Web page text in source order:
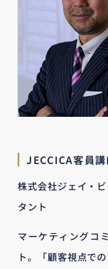
JECCICA客員
株式会社ジェイ・
タント
マーケティングコ
ト。「顧客視点で